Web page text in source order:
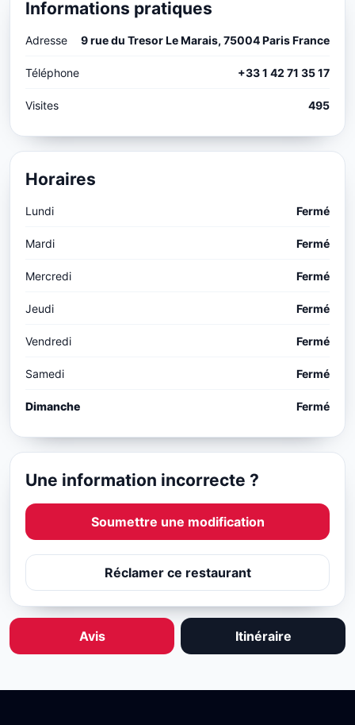
Informations pratiques
Adresse 9 rue du Tresor Le Marais, 75004 Paris France
Téléphone +33 1 42 71 35 17
Visites 495
Horaires
Lundi Fermé
Mardi Fermé
Mercredi Fermé
Jeudi Fermé
Vendredi Fermé
Samedi Fermé
Dimanche Fermé
Une information incorrecte ?
Soumettre une modification
Réclamer ce restaurant
Avis Itinéraire